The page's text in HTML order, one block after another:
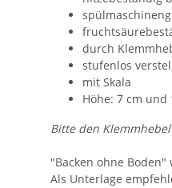
durch
stufenlos
mit Skala
Höhe: 7 cm und
Bitte den
"Backen ohne
Als Unterlage